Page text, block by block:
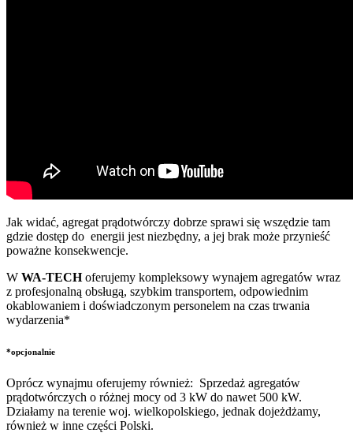
Jak widać, agregat prądotwórczy dobrze sprawi się wszędzie tam
gdzie dostęp do energii jest niezbędny, a jej brak może przynieść
poważne konsekwencje.
W WA-TECHoferujemy kompleksowy wynajem agregatów wraz
z profesjonalną obsługą, szybkim transportem, odpowiednim
okablowaniem i doświadczonym personelem na czas trwania
wydarzenia*
*opcjonalnie
Oprócz wynajmu oferujemy również: Sprzedaż agregatów
prądotwórczych o różnej mocy od 3 kW do nawet 500 kW.
Działamy na terenie woj. wielkopolskiego, jednak dojeżdżamy,
również w inne części Polski.